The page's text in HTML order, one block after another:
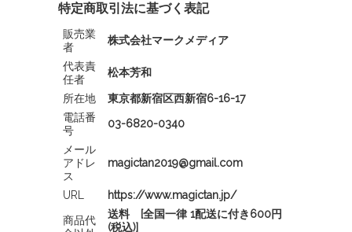
特定商取引法に基づく表記
販売業
者
株式会社マークメディア
代表責
任者
松本芳和
所在地
東京都新宿区西新宿6-16-17
電話番
号
03-6820-0340
メール
アドレ
ス
magictan2019@gmail.com
URL
https://www.magictan.jp/
商品代
送料 [全国一律 1配送に付き600円
(税込)]